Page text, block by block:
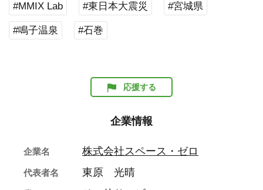
#MMIX Lab #東日本大震災 #宮城県
#鳴子温泉 #石巻
応援する
企業情報
企業名 株式会社スペース・ゼロ
代表者名 東原 光晴